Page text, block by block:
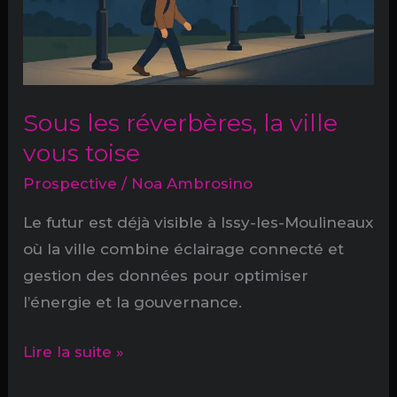
Sous les réverbères, la ville
vous toise
Prospective / Noa Ambrosino
Le futur est déjà visible à Issy-les-Moulineaux
où la ville combine éclairage connecté et
gestion des données pour optimiser
l’énergie et la gouvernance.
Sous
Lire la suite »